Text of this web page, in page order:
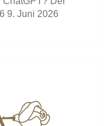
9. Juni 2026